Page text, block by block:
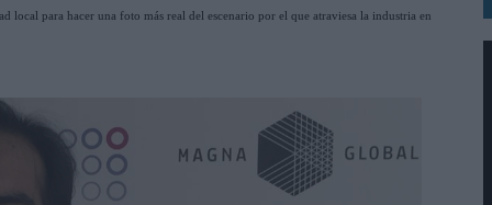
INSPIRADA EN CORNETTO, CALIPPO Y SOLERO
GESTIÓN DE SUS RELACIONES CON LOS MEDIOS
EN SU ÚLTIMA CAMPAÑA INTERNACIONAL
MARCA A LARGO PLAZO Y LA MEDICIÓN SON DOS CARAS DE LA MISMA
para hacer una foto más real del escenario por el que atraviesa la industria en